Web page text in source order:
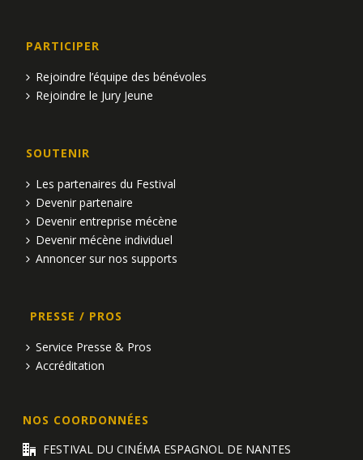
PARTICIPER
Rejoindre l’équipe des bénévoles
Rejoindre le Jury Jeune
SOUTENIR
Les partenaires du Festival
Devenir partenaire
Devenir entreprise mécène
Devenir mécène individuel
Annoncer sur nos supports
PRESSE / PROS
Service Presse & Pros
Accréditation
NOS COORDONNÉES
FESTIVAL DU CINÉMA ESPAGNOL DE NANTES